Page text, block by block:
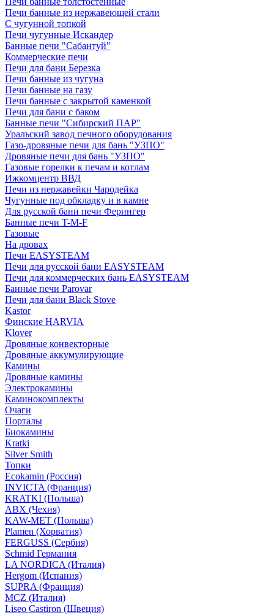
Печи банные из нержавеющей стали
С чугунной топкой
Печи чугунные Искандер
Банные печи "Сабантуй"
Коммерческие печи
Печи для бани Березка
Печи банные из чугуна
Печи банные на газу
Печи банные с закрытой каменкой
Печи для бани с баком
Банные печи "Сибирский ПАР"
Уральский завод печного оборудования
Газо-дровяные печи для бань "УЗПО"
Дровяные печи для бань "УЗПО"
Газовые горелки к печам и котлам
Ижкомцентр ВВД
Печи из нержавейки Чародейка
Чугунные под обкладку и в камне
Для русской бани печи Ферингер
Банные печи T-M-F
Газовые
На дровах
Печи EASYSTEAM
Печи для русской бани EASYSTEAM
Печи для коммерческих бань EASYSTEAM
Банные печи Parovar
Печи для бани Black Stove
Kastor
Финские HARVIA
Klover
Дровяные конвекторные
Дровяные аккумулирующие
Камины
Дровяные камины
Электрокамины
Каминокомплекты
Очаги
Порталы
Биокамины
Kratki
Silver Smith
Топки
Ecokamin (Россия)
INVICTA (Франция)
KRATKI (Польша)
ABX (Чехия)
KAW-MET (Польша)
Plamen (Хорватия)
FERGUSS (Сербия)
Schmid Германия
LA NORDICA (Италия)
Hergom (Испания)
SUPRA (Франция)
MCZ (Италия)
Liseo Castiron (Швеция)